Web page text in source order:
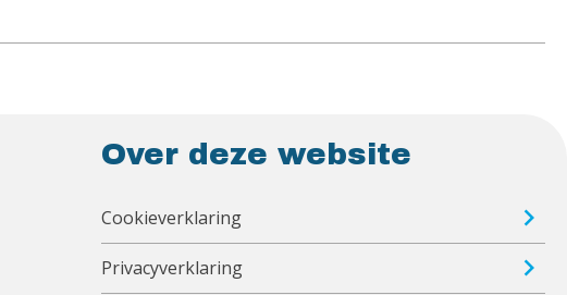
Over deze website
Cookieverklaring
Privacyverklaring